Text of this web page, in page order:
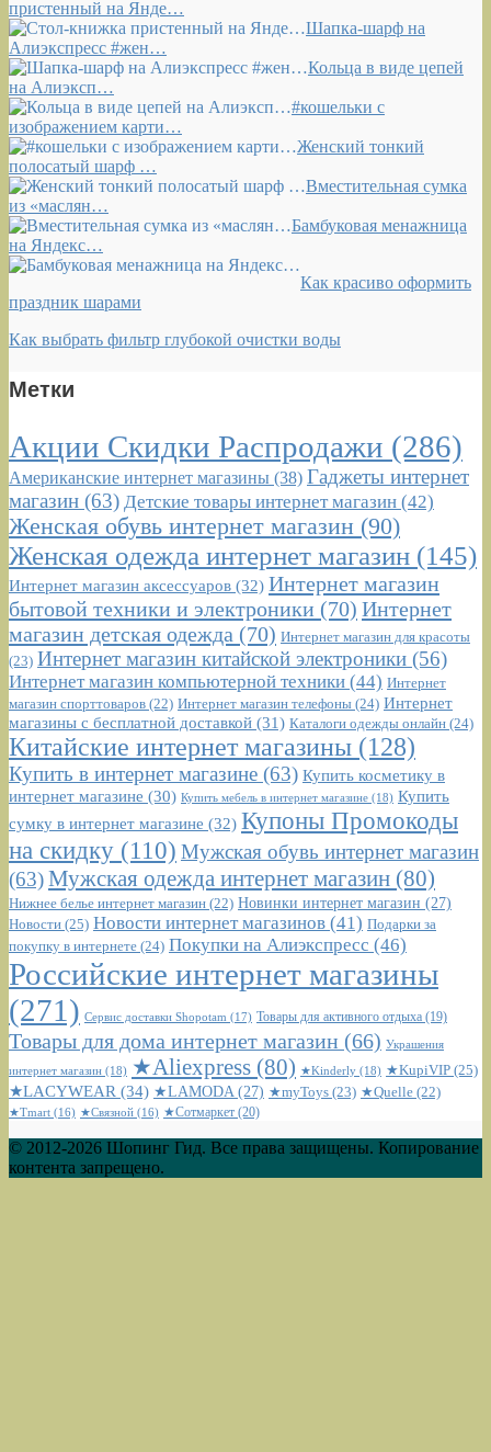
пристенный на Янде…
Шапка-шарф на
Алиэкспресс #жен…
Кольца в виде цепей
на Алиэксп…
#кошельки с
изображением карти…
Женский тонкий
полосатый шарф …
Вместительная сумка
из «маслян…
Бамбуковая менажница
на Яндекс…
Как красиво оформить
праздник шарами
Как выбрать фильтр глубокой очистки воды
Метки
Акции Скидки Распродажи (286)
Американские интернет магазины (38) Гаджеты интернет
магазин (63) Детские товары интернет магазин (42)
Женская обувь интернет магазин (90)
Женская одежда интернет магазин (145)
Интернет магазин аксессуаров (32) Интернет магазин
бытовой техники и электроники (70) Интернет
магазин детская одежда (70) Интернет магазин для красоты
(23) Интернет магазин китайской электроники (56)
Интернет магазин компьютерной техники (44) Интернет
магазин спорттоваров (22) Интернет магазин телефоны (24) Интернет
магазины с бесплатной доставкой (31) Каталоги одежды онлайн (24)
Китайские интернет магазины (128)
Купить в интернет магазине (63) Купить косметику в
интернет магазине (30) Купить мебель в интернет магазине (18) Купить
сумку в интернет магазине (32) Купоны Промокоды
на скидку (110) Мужская обувь интернет магазин
(63)Мужская одежда интернет магазин (80)
Нижнее белье интернет магазин (22) Новинки интернет магазин (27)
Новости (25) Новости интернет магазинов (41) Подарки за
покупку в интернете (24) Покупки на Алиэкспресс (46)
Российские интернет магазины
(271) Сервис доставки Shopotam (17) Товары для активного отдыха (19)
Товары для дома интернет магазин (66) Украшения
интернет магазин (18) ★Aliexpress (80) ★Kinderly (18) ★KupiVIP (25)
★LACYWEAR (34) ★LAMODA (27) ★myToys (23) ★Quelle (22)
★Tmart (16) ★Связной (16) ★Сотмаркет (20)
© 2012-2026 Шопинг Гид. Все права защищены. Копирование
контента запрещено.